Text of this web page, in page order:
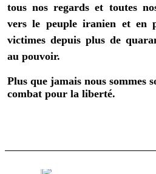
tous nos regards et toutes
vers le peuple iranien et en
victimes depuis plus de
au pouvoir.
Plus que jamais nous sommes
combat pour la liberté.